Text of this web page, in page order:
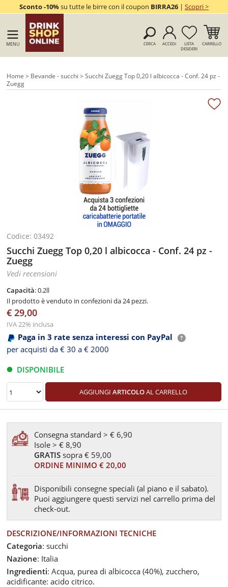
Sconto -10%su tutte le birre con il coupon BIRRA26| Scopri >
MENU CERCA ACCEDI
LISTA
DESIDERI
CARRELLO
Home > Bevande - succhi > Succhi Zuegg Top 0,20 l albicocca - Conf. 24 pz -
Zuegg
Codice: 03492
Succhi Zuegg Top 0,20 l albicocca - Conf. 24 pz -
Zuegg
Vedi recensioni
Capacità: 0.2ll
Il prodotto è venduto in confezioni da 24 pezzi.
€ 29,00
IVA 22% inclusa
Paga in 3 rate senza interessi con PayPal
per acquisti da € 30 a € 2000
DISPONIBILE
AGGIUNGI ARTICOLOAL CARRELLO
Consegna standard > € 6,90
Isole > € 8,90
GRATIS sopra € 59,00
ORDINE MINIMO € 20,00
Disponibili consegne speciali (al piano e il sabato).
Puoi aggiungere questi servizi nel carrello prima del
check-out.
DESCRIZIONE/INFORMAZIONI TECNICHE
Categoria: succhi
Nazione: Italia
Ingredienti: Acqua, purea di albicocca (40%), zucchero,
acidificante: acido citrico.